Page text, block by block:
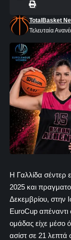
Τελευταία
TotalBasket
Η Γαλλίδα σέντερ
2025 και
Δεκεμβρίου, στην
EuroCup απέναντι
ομάδας είχε μέσο
ασίστ σε 21 λεπτά